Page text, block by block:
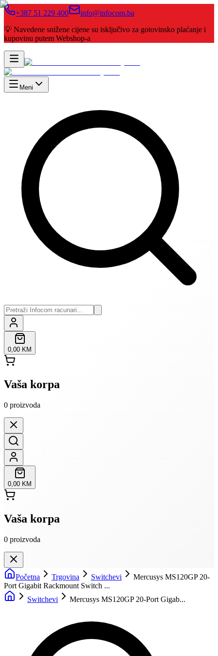
+387 51 229 400
info@infocom.ba
💡 Navedene snižene cijene su isključivo za gotovinsko plaćanje i
kupovinu putem Webshop-a
Meni
0,00 KM
Vaša korpa
0 proizvoda
0,00 KM
Vaša korpa
0 proizvoda
Početna Trgovina Switchevi
Mercusys MS120GP 20-
Port Gigabit Rackmount Switch ...
Switchevi
Mercusys MS120GP 20-Port Gigab...